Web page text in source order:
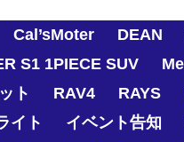
Cal’sMoter DEAN
S1 1PIECE SUV
ト RAV4 RAYS
イト イベント告知